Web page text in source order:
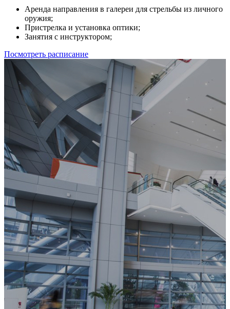
Аренда направления в галереи для стрельбы из личного
оружия;
Пристрелка и установка оптики;
Занятия с инструктором;
Посмотреть расписание